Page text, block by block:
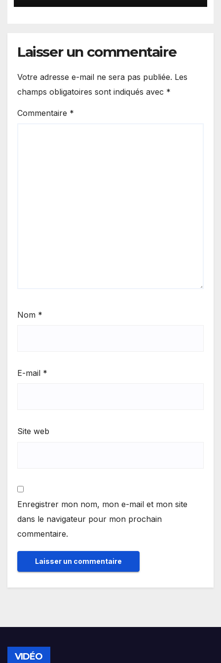
Laisser un commentaire
Votre adresse e-mail ne sera pas publiée. Les
champs obligatoires sont indiqués avec *
Commentaire *
Nom *
E-mail *
Site web
Enregistrer mon nom, mon e-mail et mon site
dans le navigateur pour mon prochain
commentaire.
VIDÉO